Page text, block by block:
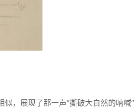
，展现了那一声“撕破大自然的呐喊”